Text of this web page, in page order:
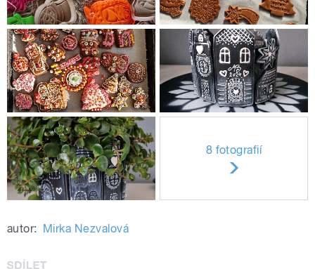
8 fotografií
autor: Mirka Nezvalová